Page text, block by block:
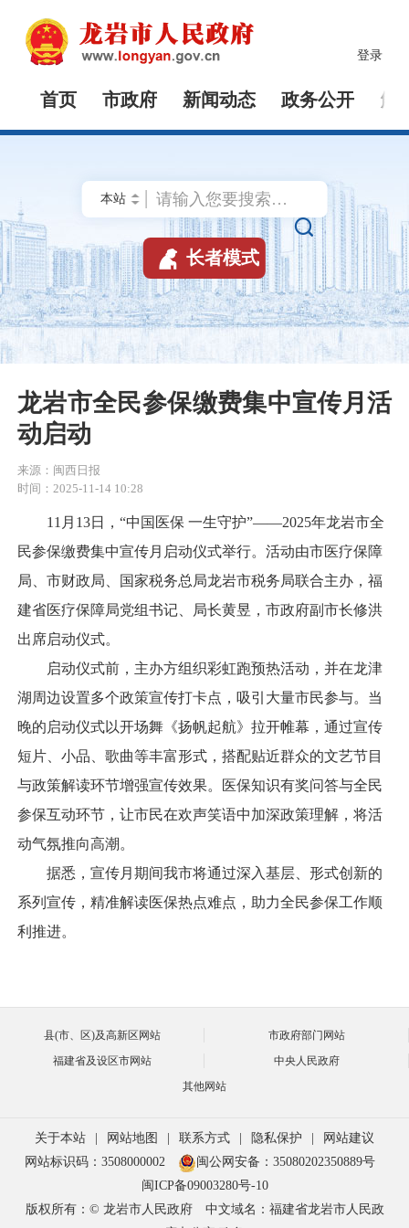
登录
首页 市政府 新闻动态 政务公开 解

 长者模式
龙岩市全民参保缴费集中宣传月活
动启动
来源：闽西日报
时间：2025-11-14 10:28
11月13日，“中国医保 一生守护”——2025年龙岩市全
民参保缴费集中宣传月启动仪式举行。活动由市医疗保障
局、市财政局、国家税务总局龙岩市税务局联合主办，福
建省医疗保障局党组书记、局长黄昱，市政府副市长修洪
出席启动仪式。
启动仪式前，主办方组织彩虹跑预热活动，并在龙津
湖周边设置多个政策宣传打卡点，吸引大量市民参与。当
晚的启动仪式以开场舞《扬帆起航》拉开帷幕，通过宣传
短片、小品、歌曲等丰富形式，搭配贴近群众的文艺节目
与政策解读环节增强宣传效果。医保知识有奖问答与全民
参保互动环节，让市民在欢声笑语中加深政策理解，将活
动气氛推向高潮。
据悉，宣传月期间我市将通过深入基层、形式创新的
系列宣传，精准解读医保热点难点，助力全民参保工作顺
利推进。
县(市、区)及高新区网站
市政府部门网站
福建省及设区市网站
中央人民政府
其他网站
关于本站 网站地图 联系方式 隐私保护
网站建议
网站标识码：3508000002
闽公网安备：35080202350889号
闽ICP备09003280号-10
版权所有：© 龙岩市人民政府
中文域名：福建省龙岩市人民政